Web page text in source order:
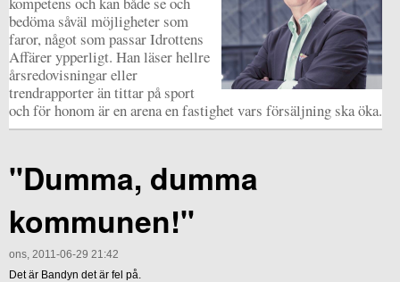
bedöma såväl möjligheter som
faror, något som passar Idrottens
Affärer ypperligt. Han läser hellre
årsredovisningar eller
trendrapporter än tittar på sport
och för honom är en arena en fastighet vars försäljning ska öka.
"Dumma, dumma
kommunen!"
ons, 2011-06-29 21:42
Det är Bandyn det är fel på.